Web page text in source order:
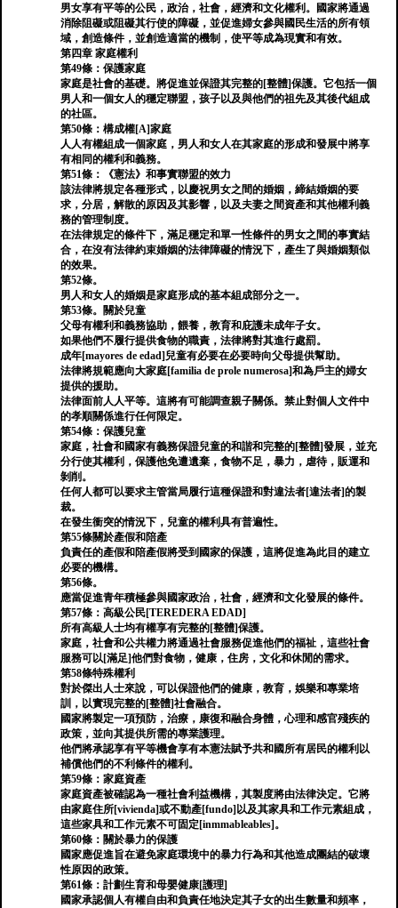
男女享有平等的公民，政治，社會，經濟和文化權利。國家將通過
消除阻礙或阻礙其行使的障礙，並促進婦女參與國民生活的所有領
域，創造條件，並創造適當的機制，使平等成為現實和有效。
第四章 家庭權利
第49條：保護家庭
家庭是社會的基礎。將促進並保證其完整的[整體]保護。它包括一個
男人和一個女人的穩定聯盟，孩子以及與他們的祖先及其後代組成
的社區。
第50條：構成權[A]家庭
人人有權組成一個家庭，男人和女人在其家庭的形成和發展中將享
有相同的權利和義務。
第51條：《憲法》和事實聯盟的效力
該法律將規定各種形式，以慶祝男女之間的婚姻，締結婚姻的要
求，分居，解散的原因及其影響，以及夫妻之間資產和其他權利義
務的管理制度。
在法律規定的條件下，滿足穩定和單一性條件的男女之間的事實結
合，在沒有法律約束婚姻的法律障礙的情況下，產生了與婚姻類似
的效果。
第52條。
男人和女人的婚姻是家庭形成的基本組成部分之一。
第53條。關於兒童
父母有權利和義務協助，餵養，教育和庇護未成年子女。
如果他們不履行提供食物的職責，法律將對其進行處罰。
成年[mayores de edad]兒童有必要在必要時向父母提供幫助。
法律將規範應向大家庭[familia de prole numerosa]和為戶主的婦女
提供的援助。
法律面前人人平等。這將有可能調查親子關係。禁止對個人文件中
的孝順關係進行任何限定。
第54條：保護兒童
家庭，社會和國家有義務保證兒童的和諧和完整的[整體]發展，並充
分行使其權利，保護他免遭遺棄，食物不足，暴力，虐待，販運和
剝削。
任何人都可以要求主管當局履行這種保證和對違法者[違法者]的製
裁。
在發生衝突的情況下，兒童的權利具有普遍性。
第55條關於產假和陪產
負責任的產假和陪產假將受到國家的保護，這將促進為此目的建立
必要的機構。
第56條。
應當促進青年積極參與國家政治，社會，經濟和文化發展的條件。
第57條：高級公民[TEREDERA EDAD]
所有高級人士均有權享有完整的[整體]保護。
家庭，社會和公共權力將通過社會服務促進他們的福祉，這些社會
服務可以[滿足]他們對食物，健康，住房，文化和休閒的需求。
第58條特殊權利
對於傑出人士來說，可以保證他們的健康，教育，娛樂和專業培
訓，以實現完整的[整體]社會融合。
國家將製定一項預防，治療，康復和融合身體，心理和感官殘疾的
政策，並向其提供所需的專業護理。
他們將承認享有平等機會享有本憲法賦予共和國所有居民的權利以
補償他們的不利條件的權利。
第59條：家庭資產
家庭資產被確認為一種社會利益機構，其製度將由法律決定。它將
由家庭住所[vivienda]或不動產[fundo]以及其家具和工作元素組成，
這些家具和工作元素不可固定[inmmableables]。
第60條：關於暴力的保護
國家應促進旨在避免家庭環境中的暴力行為和其他造成團結的破壞
性原因的政策。
第61條：計劃生育和母嬰健康[護理]
國家承認個人有權自由和負責任地決定其子女的出生數量和頻率，